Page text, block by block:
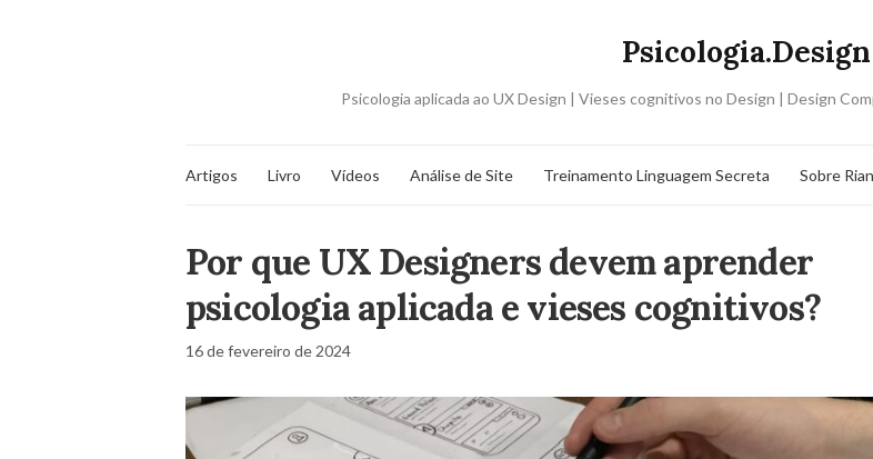
Psicologia.Design
Psicologia aplicada ao UX Design | Vieses cognitivos no Design | Design
Artigos Livro Vídeos Análise de Site Treinamento Linguagem Secreta Sobre
Por que UX Designers devem aprender
psicologia aplicada e vieses cognitivos?
16 de fevereiro de 2024